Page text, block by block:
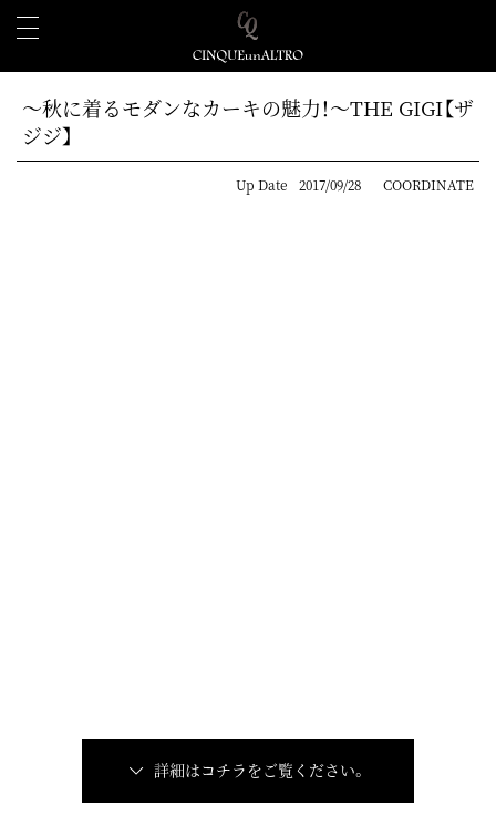
～秋に着るモダンなカーキの魅力！～THE GIGI【ザ
ジジ】
Up Date 2017/09/28 COORDINATE
詳細はコチラをご覧ください。